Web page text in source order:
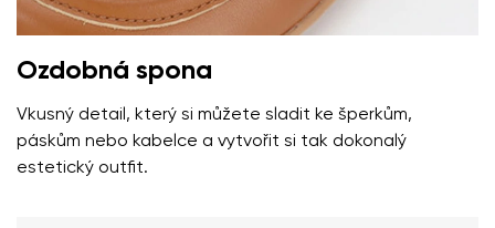
Ozdobná spona
Vkusný detail, který si můžete sladit ke šperkům,
páskům nebo kabelce a vytvořit si tak dokonalý
estetický outfit.